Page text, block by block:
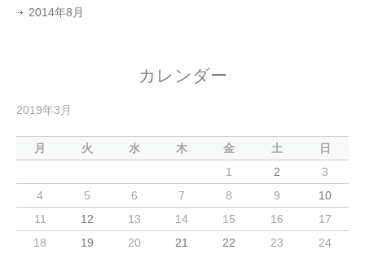
2014年8月
カレンダー
2019年3月
月 火 水 木 金 土 日
1 2
3
4
5 6 7 8 9
10
11
12 13 14 15 16
17
18
19 20 21 22 23
24